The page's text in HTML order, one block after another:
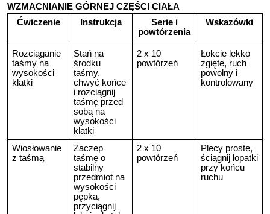
WZMACNIANIE GÓRNEJ CZĘŚCI CIAŁA
Ćwiczenie
Instrukcja
Serie i
powtórzenia
Wskazówki
Rozciąganie
taśmy na
wysokości
klatki
Stań na
środku
taśmy,
chwyć końce
i rozciągnij
taśmę przed
sobą na
wysokości
klatki
2 x 10
powtórzeń
Łokcie lekko
zgięte, ruch
powolny i
kontrolowany
Wiosłowanie
z taśmą
Zaczep
taśmę o
stabilny
przedmiot na
wysokości
pępka,
przyciągnij
2 x 10
powtórzeń
Plecy proste,
ściągnij łopatki
przy końcu
ruchu